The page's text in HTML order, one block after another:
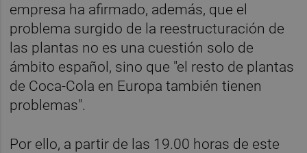
empresa ha afirmado, además, que el
problema surgido de la reestructuración de
las plantas no es una cuestión solo de
ámbito español, sino que "el resto de plantas
de Coca-Cola en Europa también tienen
problemas".
Por ello, a partir de las 19.00 horas de este